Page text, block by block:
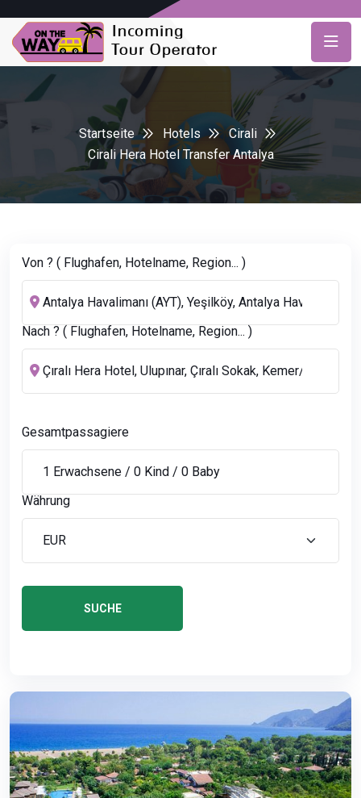
Startseite Hotels
Cirali
Cirali Hera Hotel Transfer Antalya
Von ? ( Flughafen, Hotelname, Region... )
Nach ? ( Flughafen, Hotelname, Region... )
Gesamtpassagiere
Währung
SUCHE